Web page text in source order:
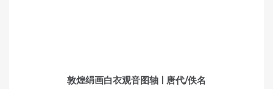
敦煌绢画白衣观音图轴 | 唐代/佚名